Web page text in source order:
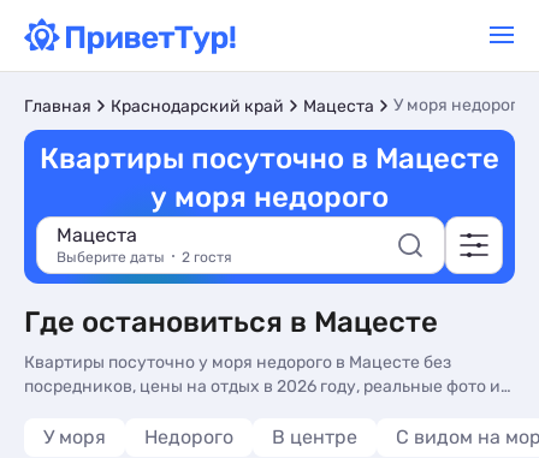
Главная Краснодарский край Мацеста У моря недорого
Квартиры посуточно в Мацесте
у моря недорого
Мацеста
Выберите даты 2 гостя
Где остановиться в Мацесте
Квартиры посуточно у моря недорого в Мацесте без
посредников, цены на отдых в 2026 году, реальные фото и
Мацесте
У моря Недорого В центре С видом на